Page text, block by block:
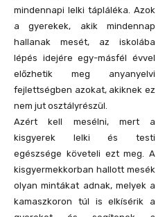
mindennapi lelki tápláléka. Azok
a gyerekek, akik mindennap
hallanak mesét, az iskolába
lépés idejére egy-másfél évvel
előzhetik meg anyanyelvi
fejlettségben azokat, akiknek ez
nem jut osztályrészül.
Azért kell mesélni, mert a
kisgyerek lelki és testi
egészsége követeli ezt meg. A
kisgyermekkorban hallott mesék
olyan mintákat adnak, melyek a
kamaszkoron túl is elkísérik a